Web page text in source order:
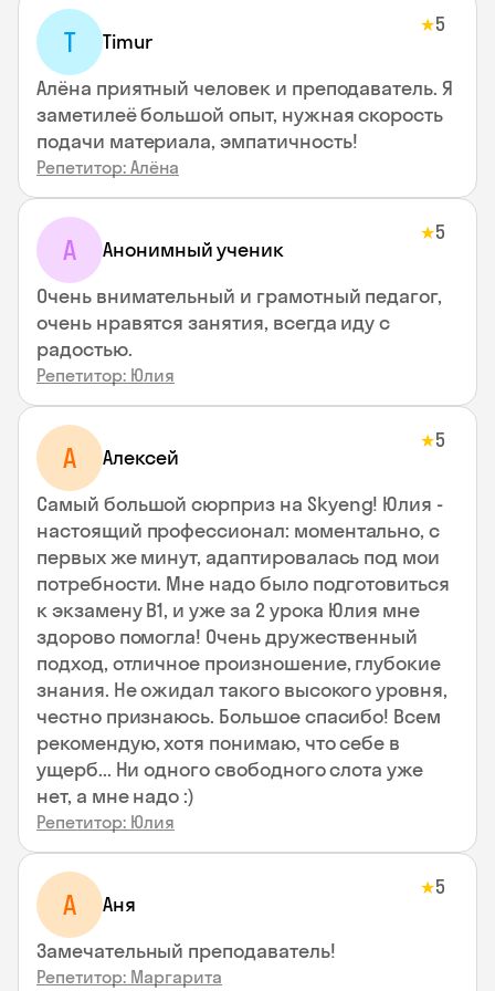
T Timur
★5
Алёна приятный человек и преподаватель. Я
заметилеё большой опыт, нужная скорость
подачи материала, эмпатичность!
Репетитор: Алёна
А Анонимный ученик
★5
Очень внимательный и грамотный педагог,
очень нравятся занятия, всегда иду с
радостью.
Репетитор: Юлия
А Алексей
★5
Самый большой сюрприз на Skyeng! Юлия -
настоящий профессионал: моментально, с
первых же минут, адаптировалась под мои
потребности. Мне надо было подготовиться
к экзамену В1, и уже за 2 урока Юлия мне
здорово помогла! Очень дружественный
подход, отличное произношение, глубокие
знания. Не ожидал такого высокого уровня,
честно признаюсь. Большое спасибо! Всем
рекомендую, хотя понимаю, что себе в
ущерб... Ни одного свободного слота уже
нет, а мне надо :)
Репетитор: Юлия
А Аня
★5
Замечательный преподаватель!
Репетитор: Маргарита